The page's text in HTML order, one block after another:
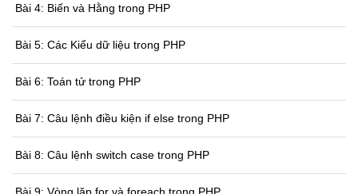
Bài 4: Biến và Hằng trong PHP
Bài 5: Các Kiểu dữ liệu trong PHP
Bài 6: Toán tử trong PHP
Bài 7: Câu lệnh điều kiện if else trong PHP
Bài 8: Câu lệnh switch case trong PHP
Bài 9: Vòng lặp for và foreach trong PHP